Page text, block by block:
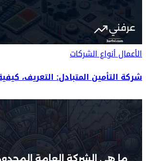
الأعمالأنواع الشركات
شركة التأمين المتبادل: التعريف،